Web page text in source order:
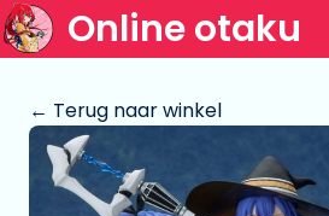
Online otaku
← Terug naar winkel